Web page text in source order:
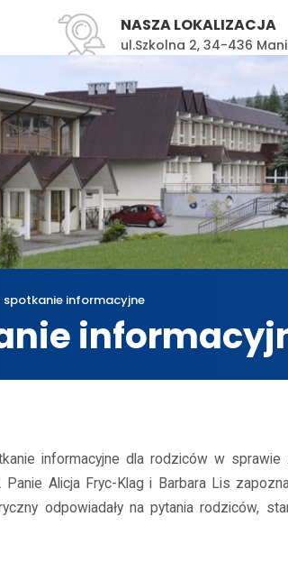
NASZA LOKALIZACJA
ul.Szkolna 2, 34-436
informacyjne
informacyjne dla rodziców w
Panie Alicja Fryc-Klag i Barbara Lis
odpowiadały na pytania rodziców,